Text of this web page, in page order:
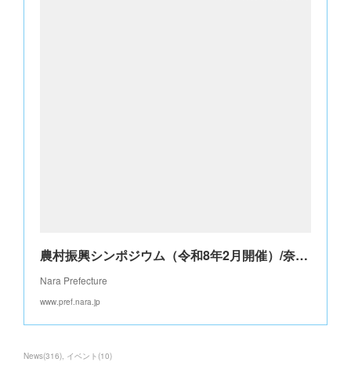
農村振興シンポジウム（令和8年2月開催）/奈良県公式ホームページ
Nara Prefecture
www.pref.nara.jp
News(316) イベント (10)